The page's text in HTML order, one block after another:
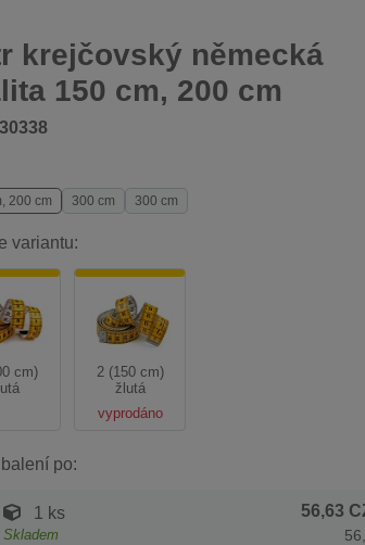
krejčovský německá
150 cm, 200 cm
200 cm 300 cm 300 cm
variantu:
cm)
2 (150 cm)
žlutá
vyprodáno
po:
1 ks
Skladem
56,63